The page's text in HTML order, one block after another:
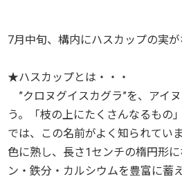
7月中旬、構内にハスカップの実が
★ハスカップとは・・・
”クロヌグイスカグラ”を、アイ
う。「枝の上にたくさんなるもの
では、この名前がよく知られてい
色に熟し、長さ1センチの楕円形
ン・鉄分・カルシウムを豊富に蓄